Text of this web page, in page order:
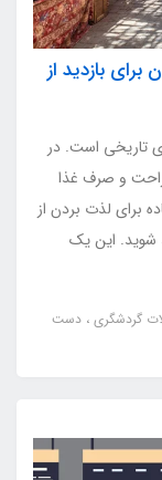
بازدید از
تاریخی است. در
و صرف غذا
برای لذت بردن از
شوید. این یک
گردشگری دست